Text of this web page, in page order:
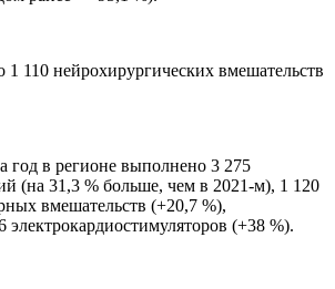
110 нейрохирургических вмешательств
год в регионе выполнено 3 275
(на 31,3 % больше, чем в 2021-м), 1 120
вмешательств (+20,7 %),
(+38 %).